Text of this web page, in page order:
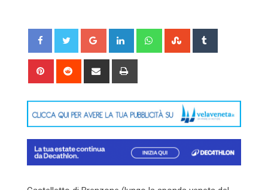
Google+ LinkedIn WhatsappStumbleUpon
Pinterest Reddit
Share